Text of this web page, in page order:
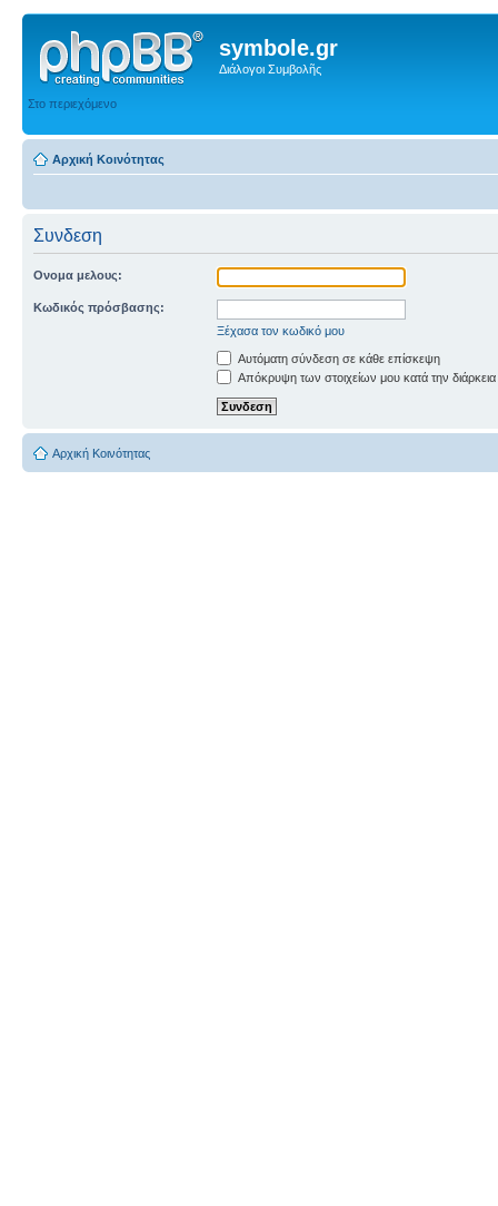
symbole.gr
Διάλογοι Συμβολῆς
Στο περιεχόμενο
Αρχική Κοινότητας
Συνδεση
Ονομα μελους:
Κωδικός πρόσβασης:
Ξέχασα τον κωδικό μου
Αυτόματη σύνδεση σε κάθε επίσκεψη
Απόκρυψη των στοιχείων μου κατά την
Αρχική Κοινότητας